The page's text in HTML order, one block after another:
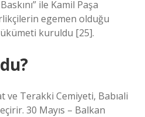
ile Kamil Paşa
egemen olduğu
kuruldu [25].
ve Terakki Cemiyeti, Babıali
30 Mayıs – Balkan